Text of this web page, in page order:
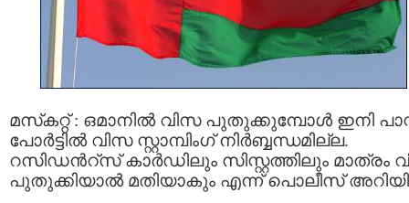
മസ്‌കറ്റ് : ഒമാനില്‍ വിസ പുതുക്കുമ്പോൾ ഇനി
പോര്‍ട്ടില്‍ വിസ സ്റ്റാമ്പിംഗ് നിര്‍ബ്ബന്ധമില്ല.
റസിഡന്‍റ്സ് കാര്‍ഡിലും സിസ്റ്റത്തിലും മാത്രം
പുതുക്കിയാല്‍ മതിയാകും എന്ന് പൊലീസ്